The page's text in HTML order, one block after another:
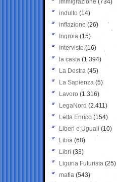
Immigrazione (734)
indulto (14)
inflazione (26)
Ingroia (15)
Interviste (16)
la casta (1.394)
La Destra (45)
La Sapienza (5)
Lavoro (1.316)
LegaNord (2.411)
Letta Enrico (154)
Liberi e Uguali (10)
Libia (68)
Libri (33)
Liguria Futurista (25)
mafia (543)